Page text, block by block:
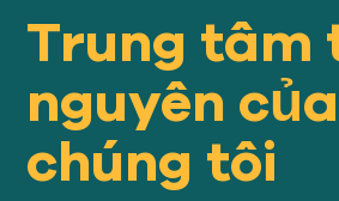
Của chúng tôi
TIẾP CẬN
Trung tâm
nguyên của
chúng tôi